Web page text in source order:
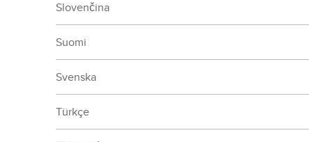
Slovenčina
Suomi
Svenska
Türkçe